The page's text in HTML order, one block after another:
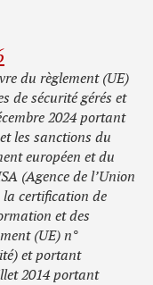
du règlement (UE)
de sécurité gérés et
2024 portant
les sanctions du
européen et du
(Agence de l’Union
la certification de
et des
(UE) n°
et portant
2014 portant